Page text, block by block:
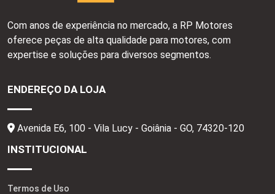
Com anos de experiência no mercado, a RP Motores
oferece peças de alta qualidade para motores, com
expertise e soluções para diversos segmentos.
ENDEREÇO DA LOJA
Avenida E6, 100 - Vila Lucy - Goiânia - GO, 74320-120
INSTITUCIONAL
Termos de Uso